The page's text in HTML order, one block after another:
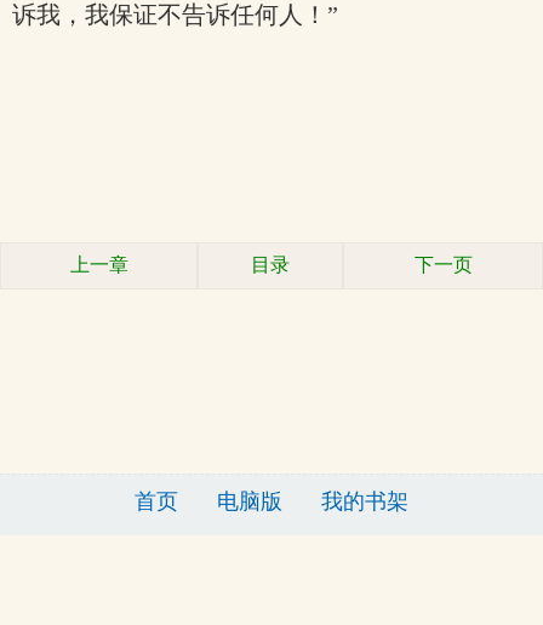
诉我，我保证不告诉任何人！”
上一章 目录 下一页
首页 电脑版 我的书架